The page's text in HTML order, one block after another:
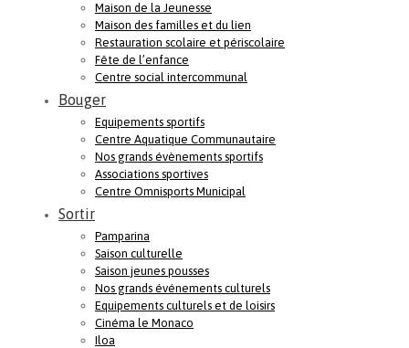
Maison de la Jeunesse
Maison des familles et du lien
Restauration scolaire et périscolaire
Fête de l’enfance
Centre social intercommunal
Bouger
Equipements sportifs
Centre Aquatique Communautaire
Nos grands évènements sportifs
Associations sportives
Centre Omnisports Municipal
Sortir
Pamparina
Saison culturelle
Saison jeunes pousses
Nos grands événements culturels
Equipements culturels et de loisirs
Cinéma le Monaco
Iloa